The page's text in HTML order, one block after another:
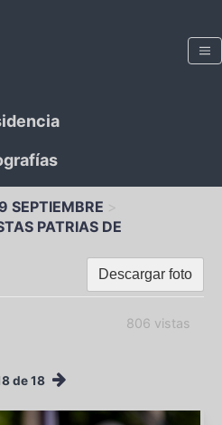
SEPTIEMBRE
PATRIAS DE
Descargar foto
806 vistas
de 18